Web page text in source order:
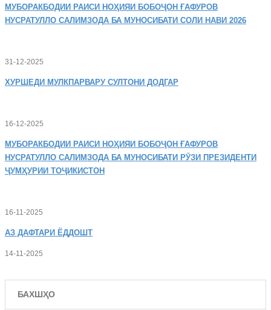
МУБОРАКБОДИИ РАИСИ НОҲИЯИ БОБОҶОН ҒАФУРОВ
НУСРАТУЛЛО САЛИМЗОДА БА МУНОСИБАТИ СОЛИ НАВИ 2026
31-12-2025
ХУРШЕДИ МУЛКПАРВАРУ СУЛТОНИ ДОДГАР
16-12-2025
МУБОРАКБОДИИ РАИСИ НОҲИЯИ БОБОҶОН ҒАФУРОВ
НУСРАТУЛЛО САЛИМЗОДА БА МУНОСИБАТИ РӮЗИ ПРЕЗИДЕНТИ
ҶУМҲУРИИ ТОҶИКИСТОН
16-11-2025
АЗ ДАФТАРИ ЁДДОШТ
14-11-2025
БАХШҲО